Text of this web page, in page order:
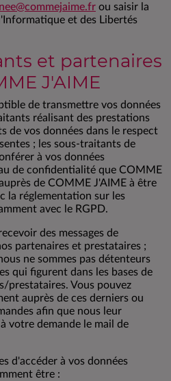
ou saisir la
et des Libertés
et partenaires
J'AIME
de transmettre vos données
réalisant des prestations
de vos données dans le respect
; les sous-traitants de
à vos données
de confidentialité que COMME
de COMME J'AIME à être
la réglementation sur les
avec le RGPD.
des messages de
partenaires et prestataires ;
ne sommes pas détenteurs
qui figurent dans les bases de
prestataires. Vous pouvez
auprès de ces derniers ou
afin que nous leur
votre demande le mail de
d'accéder à vos données
être :